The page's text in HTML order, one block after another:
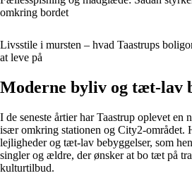
omkring bordet
Livsstile i mursten – hvad Taastrups
at leve på
Moderne byliv og tæt-lav
I de seneste årtier har Taastrup oplevet
især omkring stationen og City2-området.
lejligheder og tæt-lav bebyggelser, som
singler og ældre, der ønsker at bo tæt på
kulturtilbud.